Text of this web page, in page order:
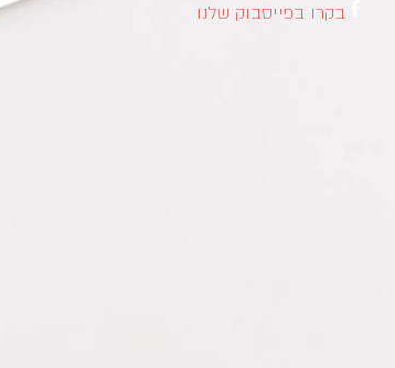
בקרו בפייסבוק שלנו